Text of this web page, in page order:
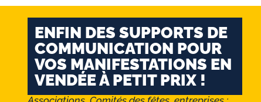
ENFIN DES SUPPORTS DE
COMMUNICATION POUR
VOS MANIFESTATIONS EN
VENDÉE À PETIT PRIX !